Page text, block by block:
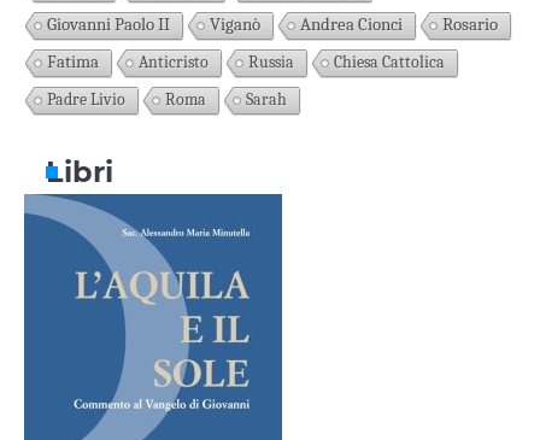
Giovanni Paolo II
Viganò Andrea Cionci
Rosario
Fatima
Anticristo Russia
Chiesa Cattolica
Padre Livio
Roma Sarah
Libri